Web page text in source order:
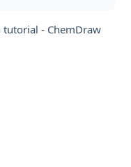
tutorial - ChemDraw